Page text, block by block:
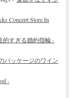
Concept Store In
的すぎる婚約指輪 -
パッケージのワイン
-